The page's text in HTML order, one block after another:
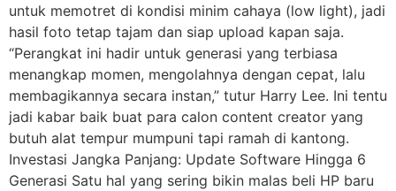
untuk memotret di kondisi minim cahaya (low light), jadi
hasil foto tetap tajam dan siap upload kapan saja.
“Perangkat ini hadir untuk generasi yang terbiasa
menangkap momen, mengolahnya dengan cepat, lalu
membagikannya secara instan,” tutur Harry Lee. Ini tentu
jadi kabar baik buat para calon content creator yang
butuh alat tempur mumpuni tapi ramah di kantong.
Investasi Jangka Panjang: Update Software Hingga 6
Generasi Satu hal yang sering bikin malas beli HP baru